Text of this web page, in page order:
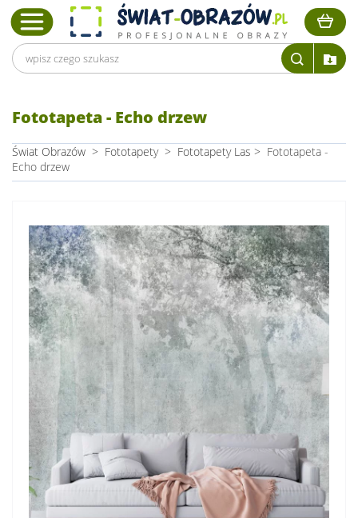
Fototapeta - Echo drzew
Świat Obrazów > Fototapety > Fototapety Las > Fototapeta -
Echo drzew